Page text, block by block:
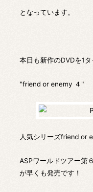
となっています。
本日も新作のDVDを1タ
"friend or enemy ４"
人気シリーズfriend or
ASPワールドツアー第
が早くも発売です！